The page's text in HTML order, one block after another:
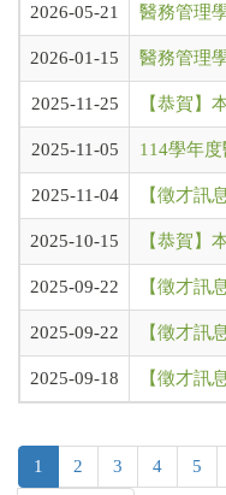
2026-05-21 醫務管理
2026-01-15 醫務管理
2025-11-25 【恭賀】
2025-11-05 114學年
2025-11-04 【徵才訊
2025-10-15 【恭賀】
2025-09-22 【徵才訊
2025-09-22 【徵才訊
2025-09-18 【徵才訊
1 2 3 4 5